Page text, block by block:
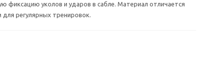
фиксацию уколов и ударов в сабле. Материал отличается
регулярных тренировок.